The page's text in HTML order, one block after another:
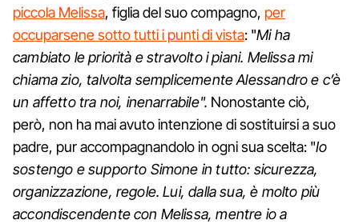
piccola Melissa, figlia del suo compagno, per
occuparsene sotto tutti i punti di vista: "Mi ha
cambiato le priorità e stravolto i piani. Melissa mi
chiama zio, talvolta semplicemente Alessandro e c’è
un affetto tra noi, inenarrabile". Nonostante ciò,
però, non ha mai avuto intenzione di sostituirsi a suo
padre, pur accompagnandolo in ogni sua scelta: "Io
sostengo e supporto Simone in tutto: sicurezza,
organizzazione, regole. Lui, dalla sua, è molto più
accondiscendente con Melissa, mentre io a